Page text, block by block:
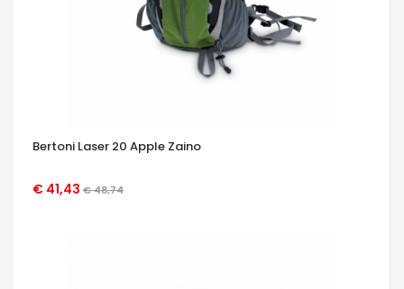
Bertoni Laser 20 Apple Zaino
€ 41,43 € 48,74
OCCHIATA VELOCE